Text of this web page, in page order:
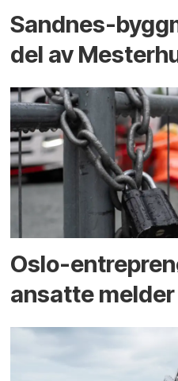
Sandnes-
del av
Oslo-
ansatte